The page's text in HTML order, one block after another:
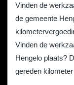
Vinden de
de gemeente
Vinden de
Hengelo plaats?
gereden